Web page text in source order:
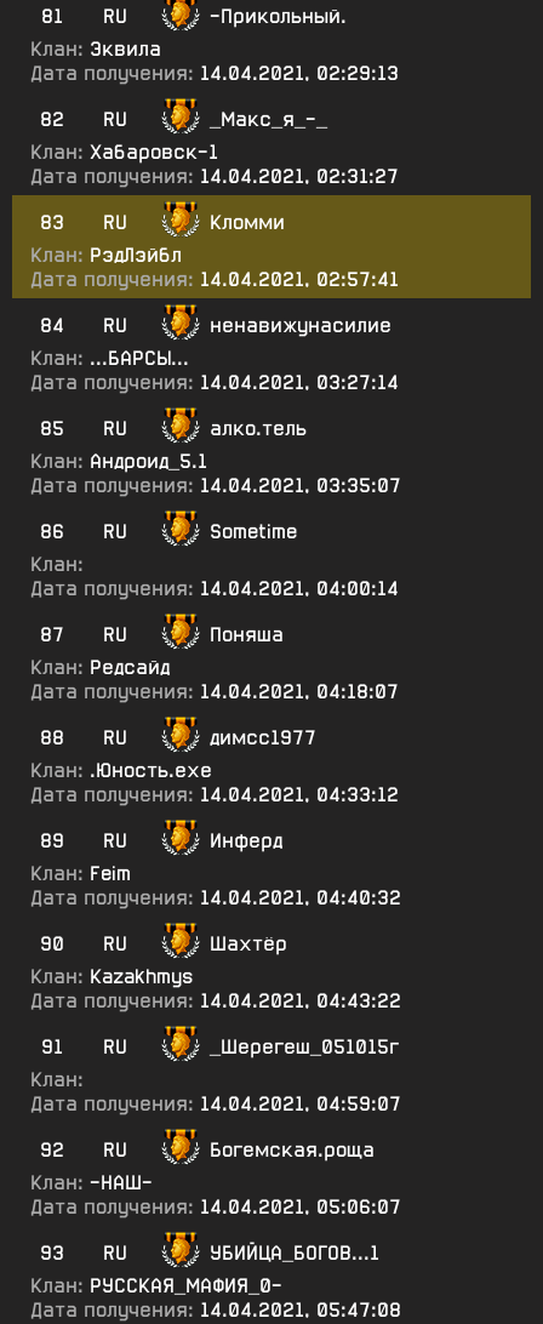
81
RU
-Прикольный.
Клан: Эквила
Дата получения: 14.04.2021, 02:29:13
82
RU
_Макс_я_-_
Клан: Хабаровск-1
Дата получения: 14.04.2021, 02:31:27
83
RU
Кломми
Клан: РэдЛэйбл
Дата получения: 14.04.2021, 02:57:41
84
RU
ненавижунасилие
Клан: ...БАРСЫ...
Дата получения: 14.04.2021, 03:27:14
85
RU
алко.тель
Клан: Андроид_5.1
Дата получения: 14.04.2021, 03:35:07
86
RU
Sometime
Клан:
Дата получения: 14.04.2021, 04:00:14
87
RU
Поняша
Клан: Редсайд
Дата получения: 14.04.2021, 04:18:07
88
RU
димсс1977
Клан: .Юность.ехе
Дата получения: 14.04.2021, 04:33:12
89
RU
Инферд
Клан: Feim
Дата получения: 14.04.2021, 04:40:32
90
RU
Шахтёр
Клан: Kazakhmys
Дата получения: 14.04.2021, 04:43:22
91
RU
_Шерегеш_051015г
Клан:
Дата получения: 14.04.2021, 04:59:07
92
RU
Богемская.роща
Клан: -НАШ-
Дата получения: 14.04.2021, 05:06:07
93
RU
УБИЙЦА_БОГОВ...1
Клан: РУССКАЯ_МАФИЯ_0-
Дата получения: 14.04.2021, 05:47:08